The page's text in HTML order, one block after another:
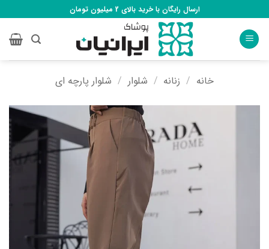
to
content
ارسال رایگان با خرید بالای 2 میلیون تومان
خانه / زنانه / شلوار / شلوار پارچه ای